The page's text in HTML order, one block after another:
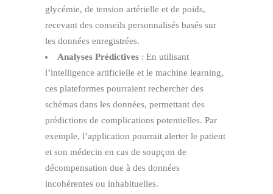
glycémie, de tension artérielle et de poids,
recevant des conseils personnalisés basés sur
les données enregistrées.
Analyses Prédictives : En utilisant
l’intelligence artificielle et le machine learning,
ces plateformes pourraient rechercher des
schémas dans les données, permettant des
prédictions de complications potentielles. Par
exemple, l’application pourrait alerter le patient
et son médecin en cas de soupçon de
décompensation due à des données
incohérentes ou inhabituelles.